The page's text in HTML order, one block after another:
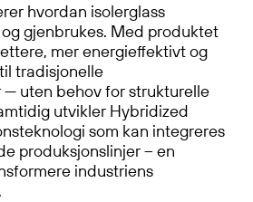
hvordan isolerglass
gjenbrukes. Med produktet
mer energieffektivt og
tradisjonelle
— uten behov for strukturelle
utvikler Hybridized
som kan integreres
produksjonslinjer – en
industriens